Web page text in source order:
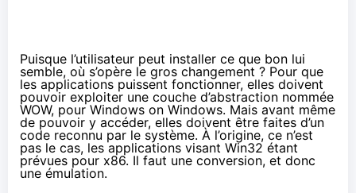
Puisque l’utilisateur peut installer ce que bon lui
semble, où s’opère le gros changement ? Pour que
les applications puissent fonctionner, elles doivent
pouvoir exploiter une couche d’abstraction nommée
WOW, pour Windows on Windows. Mais avant même
de pouvoir y accéder, elles doivent être faites d’un
code reconnu par le système. À l’origine, ce n’est
pas le cas, les applications visant Win32 étant
prévues pour x86. Il faut une conversion, et donc
une émulation.